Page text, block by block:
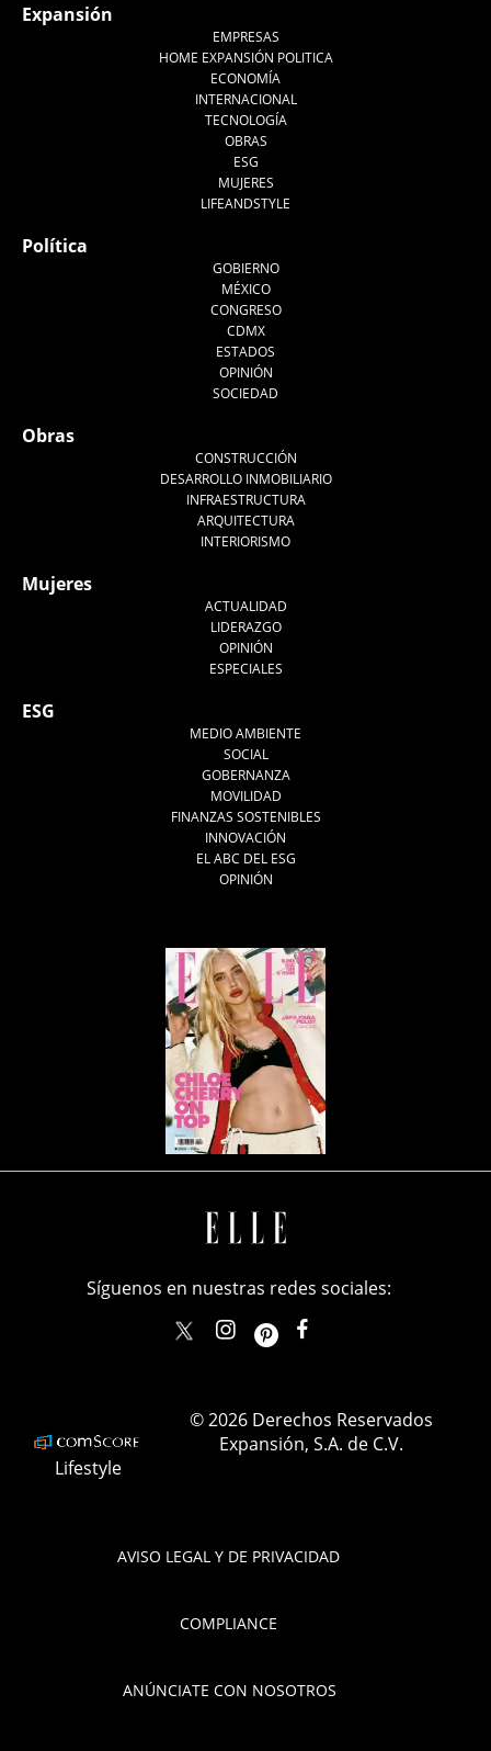
Expansión
EMPRESAS
HOME EXPANSIÓN POLITICA
ECONOMÍA
INTERNACIONAL
TECNOLOGÍA
OBRAS
ESG
MUJERES
LIFEANDSTYLE
Política
GOBIERNO
MÉXICO
CONGRESO
CDMX
ESTADOS
OPINIÓN
SOCIEDAD
Obras
CONSTRUCCIÓN
DESARROLLO INMOBILIARIO
INFRAESTRUCTURA
ARQUITECTURA
INTERIORISMO
Mujeres
ACTUALIDAD
LIDERAZGO
OPINIÓN
ESPECIALES
ESG
MEDIO AMBIENTE
SOCIAL
GOBERNANZA
MOVILIDAD
FINANZAS SOSTENIBLES
INNOVACIÓN
EL ABC DEL ESG
OPINIÓN
AVISO LEGAL Y DE PRIVACIDAD
COMPLIANCE
ANÚNCIATE CON NOSOTROS
Síguenos en nuestras redes sociales:
elle_mexicoellemexico
Lifestyle
© 2026 Derechos Reservados
Expansión, S.A. de C.V.